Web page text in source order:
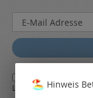
Melden
Sie
sich
für
unseren
Newsletter
a:
Ja,ich stimme den
LEO Online-Shop zu.
Hinweis